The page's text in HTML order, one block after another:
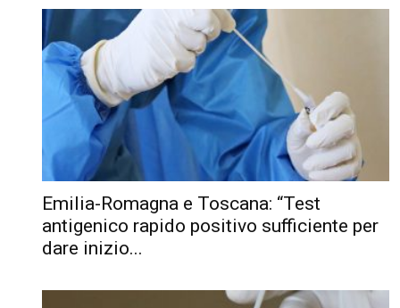
Emilia-Romagna e Toscana: “Test
antigenico rapido positivo sufficiente per
dare inizio...